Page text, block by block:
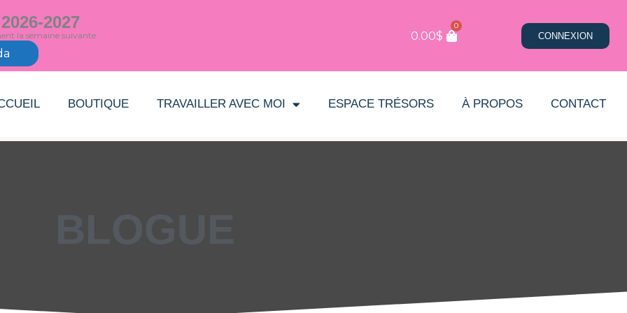
2027
la semaine suivante 0.00$
0
CONNEXION
BOUTIQUE TRAVAILLER AVEC MOI ESPACE TRÉSORS À PROPOS CONTACT